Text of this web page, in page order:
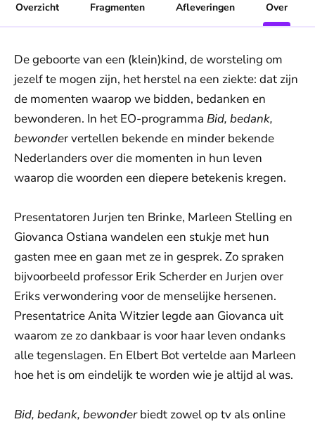
Overzicht Fragmenten Afleveringen Over
De geboorte van een (klein)kind, de worsteling om
jezelf te mogen zijn, het herstel na een ziekte: dat zijn
de momenten waarop we bidden, bedanken en
bewonderen. In het EO-programma Bid, bedank,
bewonder vertellen bekende en minder bekende
Nederlanders over die momenten in hun leven
waarop die woorden een diepere betekenis kregen.
Presentatoren Jurjen ten Brinke, Marleen Stelling en
Giovanca Ostiana wandelen een stukje met hun
gasten mee en gaan met ze in gesprek. Zo spraken
bijvoorbeeld professor Erik Scherder en Jurjen over
Eriks verwondering voor de menselijke hersenen.
Presentatrice Anita Witzier legde aan Giovanca uit
waarom ze zo dankbaar is voor haar leven ondanks
alle tegenslagen. En Elbert Bot vertelde aan Marleen
hoe het is om eindelijk te worden wie je altijd al was.
Bid, bedank, bewonderbiedt zowel op tv als online